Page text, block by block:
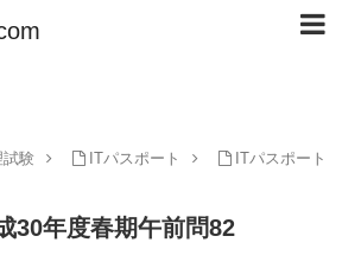
試験 ITパスポート
ITパスポート
30年度春期午前問82